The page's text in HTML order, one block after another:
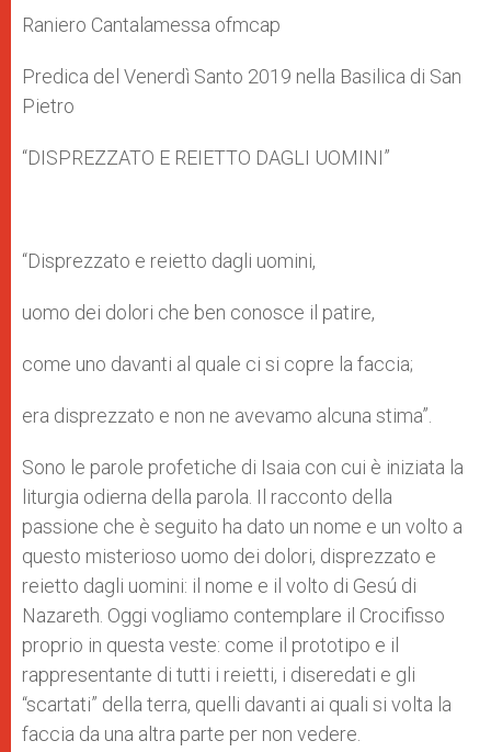
Raniero Cantalamessa ofmcap
Predica del Venerdì Santo 2019 nella Basilica di San
Pietro
“DISPREZZATO E REIETTO DAGLI UOMINI”
“Disprezzato e reietto dagli uomini,
uomo dei dolori che ben conosce il patire,
come uno davanti al quale ci si copre la faccia;
era disprezzato e non ne avevamo alcuna stima”.
Sono le parole profetiche di Isaia con cui è iniziata la
liturgia odierna della parola. Il racconto della
passione che è seguito ha dato un nome e un volto a
questo misterioso uomo dei dolori, disprezzato e
reietto dagli uomini: il nome e il volto di Gesú di
Nazareth. Oggi vogliamo contemplare il Crocifisso
proprio in questa veste: come il prototipo e il
rappresentante di tutti i reietti, i diseredati e gli
“scartati” della terra, quelli davanti ai quali si volta la
faccia da una altra parte per non vedere.